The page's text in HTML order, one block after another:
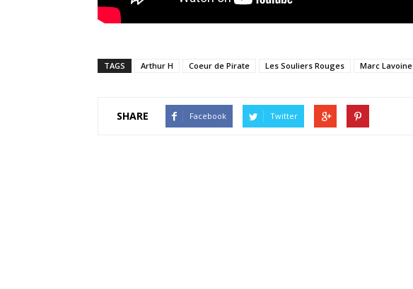
TAGS Arthur H Coeur de Pirate Les Souliers Rouges Marc Lavoine
SHARE Facebook Twitter